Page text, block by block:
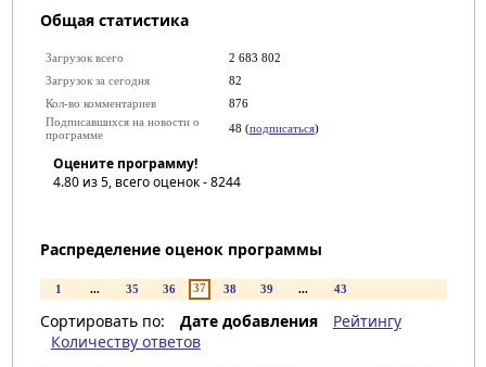
Общая статистика
Загрузок всего
2 683 802
Загрузок за сегодня
82
Кол-во комментариев
876
Подписавшихся на новости о
программе
48 (подписаться)
Оцените программу!
4.80из 5, всего оценок -8244
Распределение оценок программы
1 ... 35 36 37 38 39 ... 43
Сортировать по: Дате добавления
Рейтингу
Количеству ответов